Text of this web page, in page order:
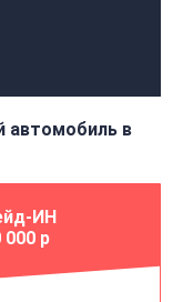
автомобиль в
ИН
р